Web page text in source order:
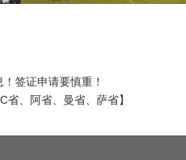
签证申请要慎重！
、阿省、曼省、萨省】